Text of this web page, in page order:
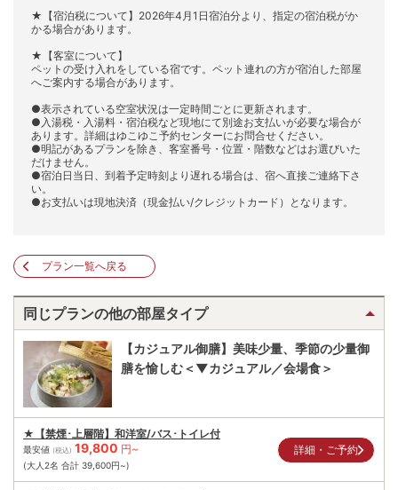
★【宿泊税について】2026年4月1日宿泊分より、指定の宿泊税がか
かる場合があります。
★【客室について】
ペットの受け入れをしている宿です。ペット連れの方が宿泊した部屋
へご案内する場合があります。
●表示されている空室状況は一定時間ごとに更新されます。
●入湯税・入湯料・宿泊税など現地にて別途お支払いが必要な場合が
あります。詳細はゆこゆこ予約センターにお問合せください。
●明記があるプランを除き、客室番号・位置・階数などはお選びいた
だけません。
●宿泊日当日、到着予定時刻より遅れる場合は、宿へ直接ご連絡下さ
い。
●お支払いは現地決済（現金払い/クレジットカード）となります。
プラン一覧へ戻る
同じプランの他の部屋タイプ
【カジュアル御膳】美味少量、季節の少量御
膳を愉しむ＜▼カジュアル／会場食＞
★【禁煙･上層階】和洋室/バス･トイレ付
最安値 (税込) 19,800 円~
(大人2名 合計 39,600円~)
詳細・ご予約